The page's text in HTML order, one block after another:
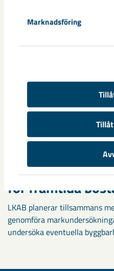
Marknadsföring
för framtida
LKAB planerar tillsammans
genomföra
undersöka eventuella